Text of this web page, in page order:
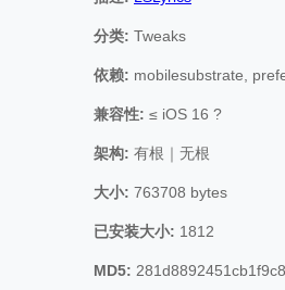
分类: Tweaks
依赖: mobilesubstrate,
兼容性: ≤ iOS 16 ?
架构: 有根｜无根
大小: 763708 bytes
已安装大小: 1812
MD5: